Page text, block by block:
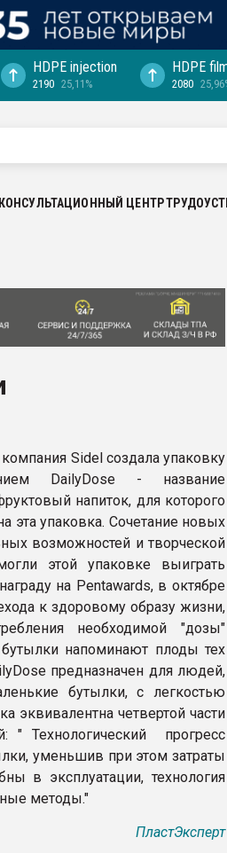
HDPE injection
2190 25,11%
HDPE
2080
КОНСУЛЬТАЦИОННЫЙ ЦЕНТР
Sidel создала упаковку
DailyDose - название
напиток, для которого
эта упаковка. Сочетание новых
возможностей и творческой
этой упаковке выиграть
на Pentawards, в октябре
к здоровому образу жизни,
необходимой "дозы"
напоминают плоды тех
предназначен для людей,
бутылки, с легкостью
эквивалентна четвертой части
" Технологический прогресс
уменьшив при этом затраты
в эксплуатации, технология
методы."
ПластЭксперт